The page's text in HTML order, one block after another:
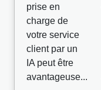
prise en
charge de
votre service
client par un
IA peut être
avantageuse...